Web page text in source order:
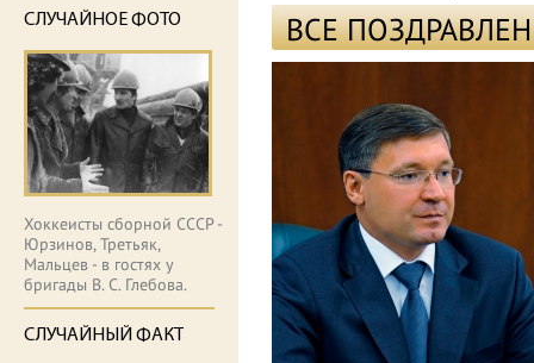
СЛУЧАЙНОЕ ФОТО
Хоккеисты сборной СССР -
Юрзинов, Третьяк,
Мальцев - в гостях у
бригады В. С. Глебова.
СЛУЧАЙНЫЙ ФАКТ
ВСЕ